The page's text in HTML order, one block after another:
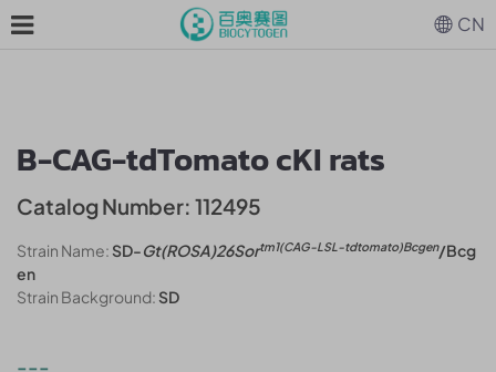
B-CAG-tdTomato cKI rats
Catalog Number: 112495
Strain Name:SD-Gt(ROSA)26Sortm1(CAG-LSL-tdtomato)Bcgen/Bcg
en
Strain Background:SD
---
CN